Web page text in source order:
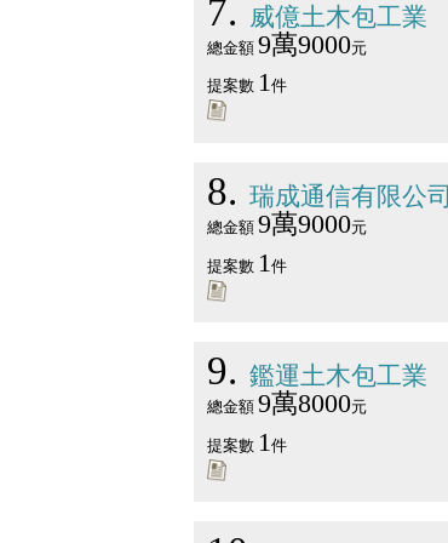
7 威億土木包工業
總金額9萬9000元
提案數 1件
8 瑞成通信有限公司
總金額9萬9000元
提案數 1件
9 鑑運土木包工業
總金額9萬8000元
提案數 1件